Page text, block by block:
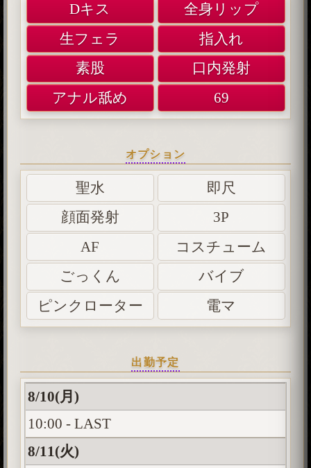
Dキス
全身リップ
生フェラ
指入れ
素股
口内発射
アナル舐め
69
オプション
聖水
即尺
顔面発射
3P
AF
コスチューム
ごっくん
バイブ
ピンクローター
電マ
出勤予定
8/10(月)
10:00 - LAST
8/11(火)